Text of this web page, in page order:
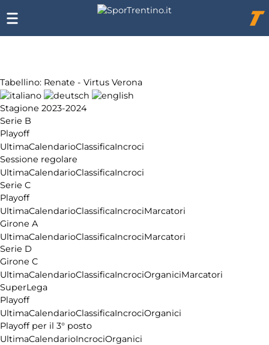
Tabellino: Renate - Virtus Verona
Stagione 2023-2024
Serie B
Playoff
UltimaCalendarioClassificaIncroci
Sessione regolare
UltimaCalendarioClassificaIncroci
Serie C
Playoff
UltimaCalendarioClassificaIncrociMarcatori
Girone A
UltimaCalendarioClassificaIncrociMarcatori
Serie D
Girone C
UltimaCalendarioClassificaIncrociOrganiciMarcatori
SuperLega
Playoff
UltimaCalendarioClassificaIncrociOrganici
Playoff per il 3° posto
UltimaCalendarioIncrociOrganici
Chi
siamo
Affiliazione